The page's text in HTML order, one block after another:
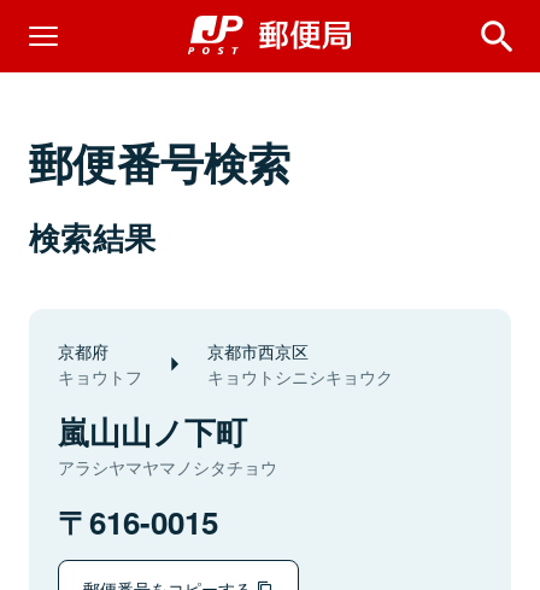
郵便番号検索
検索結果
京都府
キョウトフ
京都市西京区
キョウトシニシキョウク
嵐山山ノ下町
アラシヤマヤマノシタチョウ
616-0015